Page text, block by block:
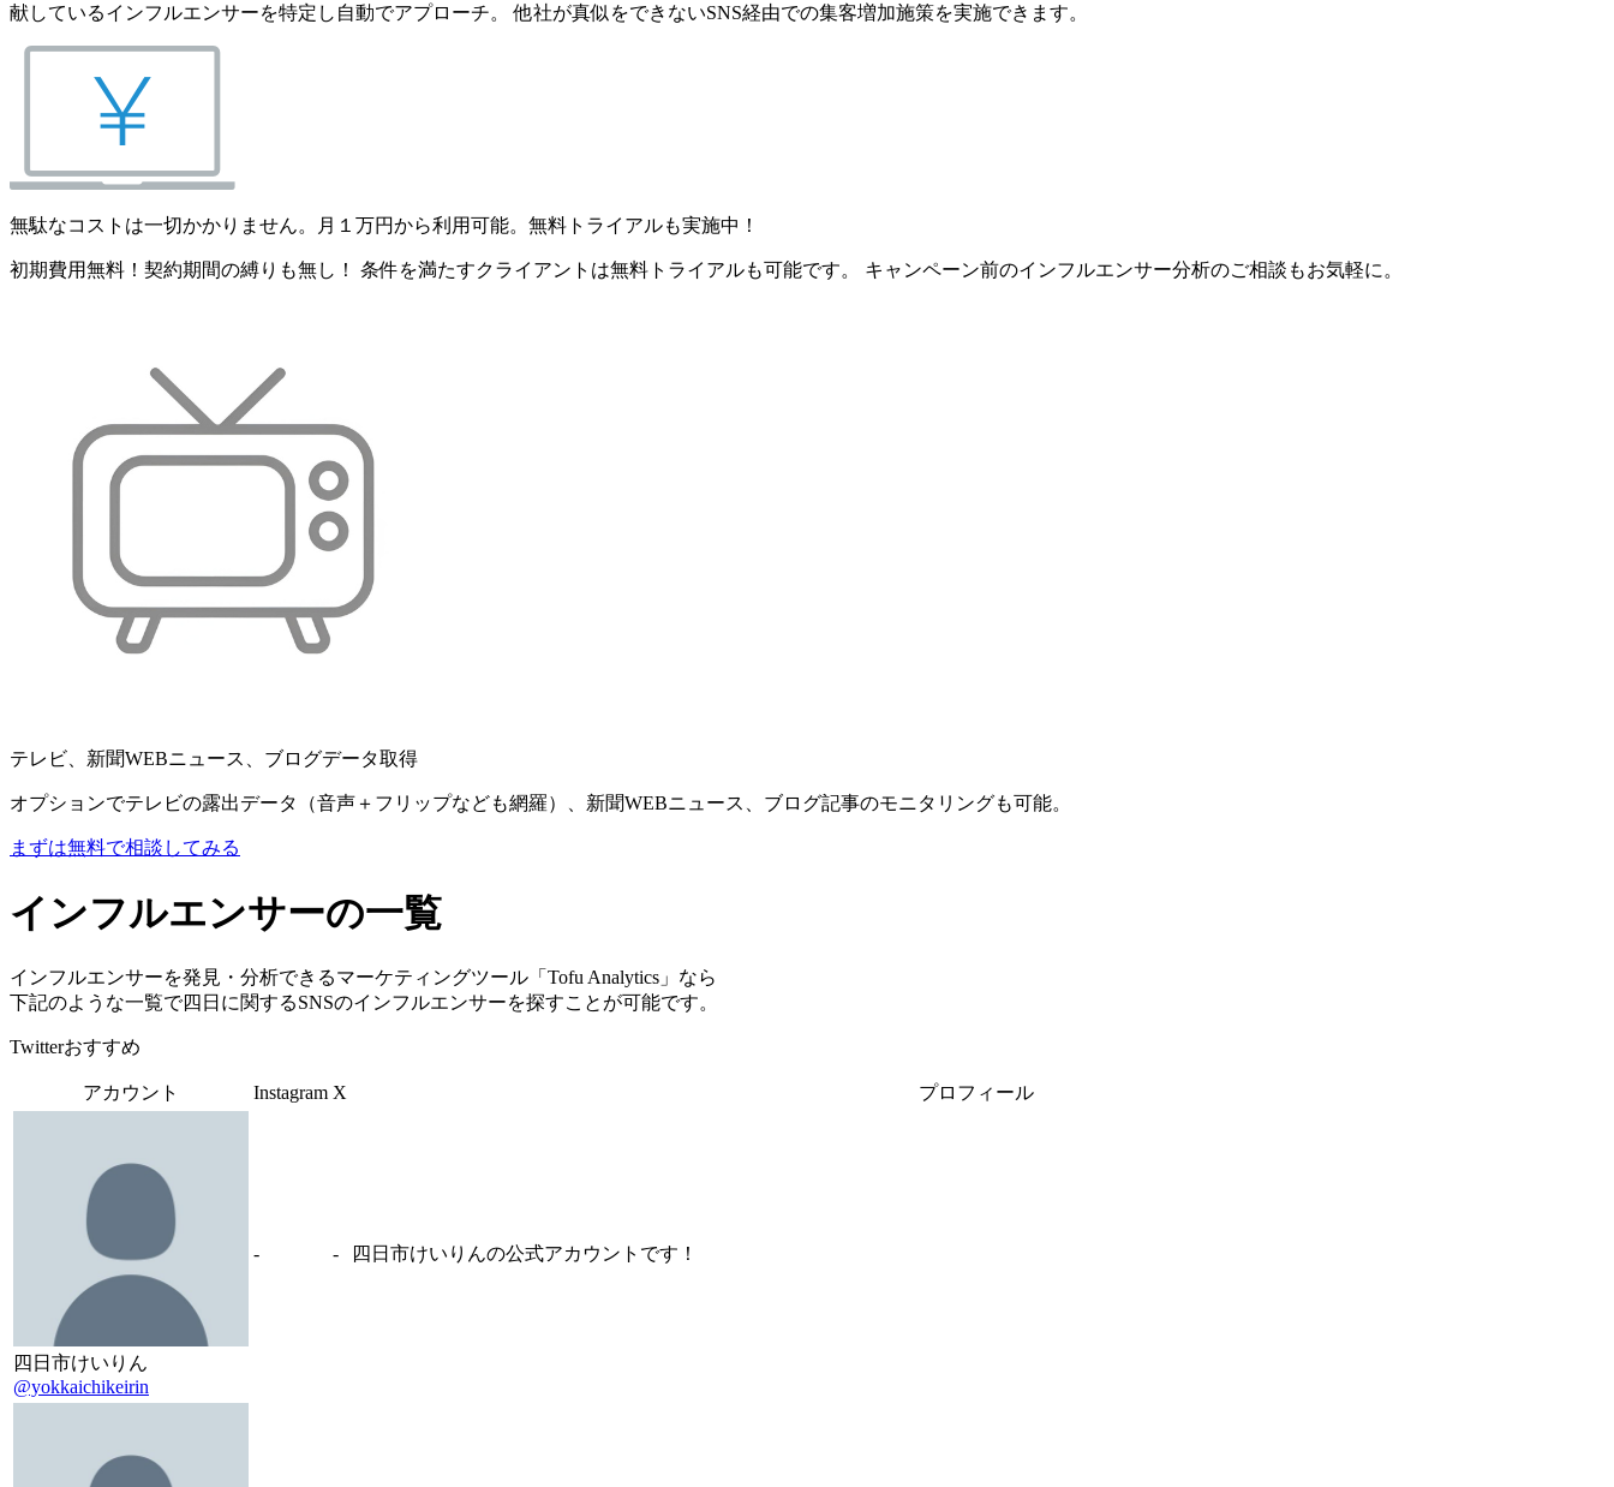
献しているインフルエンサーを特定し自動でアプローチ。 他社が真似をできないSNS経由での集客増加施策を実施できます。
無駄なコストは一切かかりません。月１万円から利用可能。無料トライアルも実施中！
初期費用無料！契約期間の縛りも無し！ 条件を満たすクライアントは無料トライアルも可能です。 キャンペーン前のインフルエンサー分析のご相談もお気軽に。
テレビ、新聞WEBニュース、ブログデータ取得
オプションでテレビの露出データ（音声＋フリップなども網羅）、新聞WEBニュース、ブログ記事のモニタリングも可能。
まずは無料で相談してみる
インフルエンサーの一覧
インフルエンサーを発見・分析できるマーケティングツール「Tofu Analytics」なら
下記のような一覧で四日に関するSNSのインフルエンサーを探すことが可能です。
Twitterおすすめ
アカウント Instagram X プロフィール
四日市けいりん
@yokkaichikeirin
- - 四日市けいりんの公式アカウントです！